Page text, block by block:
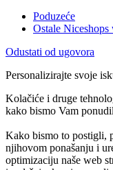
Poduzeće
Ostale
Odustati od ugovora
Personalizirajte svoje
Kolačiće i druge
kako bismo Vam
Kako bismo to postigli,
njihovom ponašanju i
optimizaciju naše web